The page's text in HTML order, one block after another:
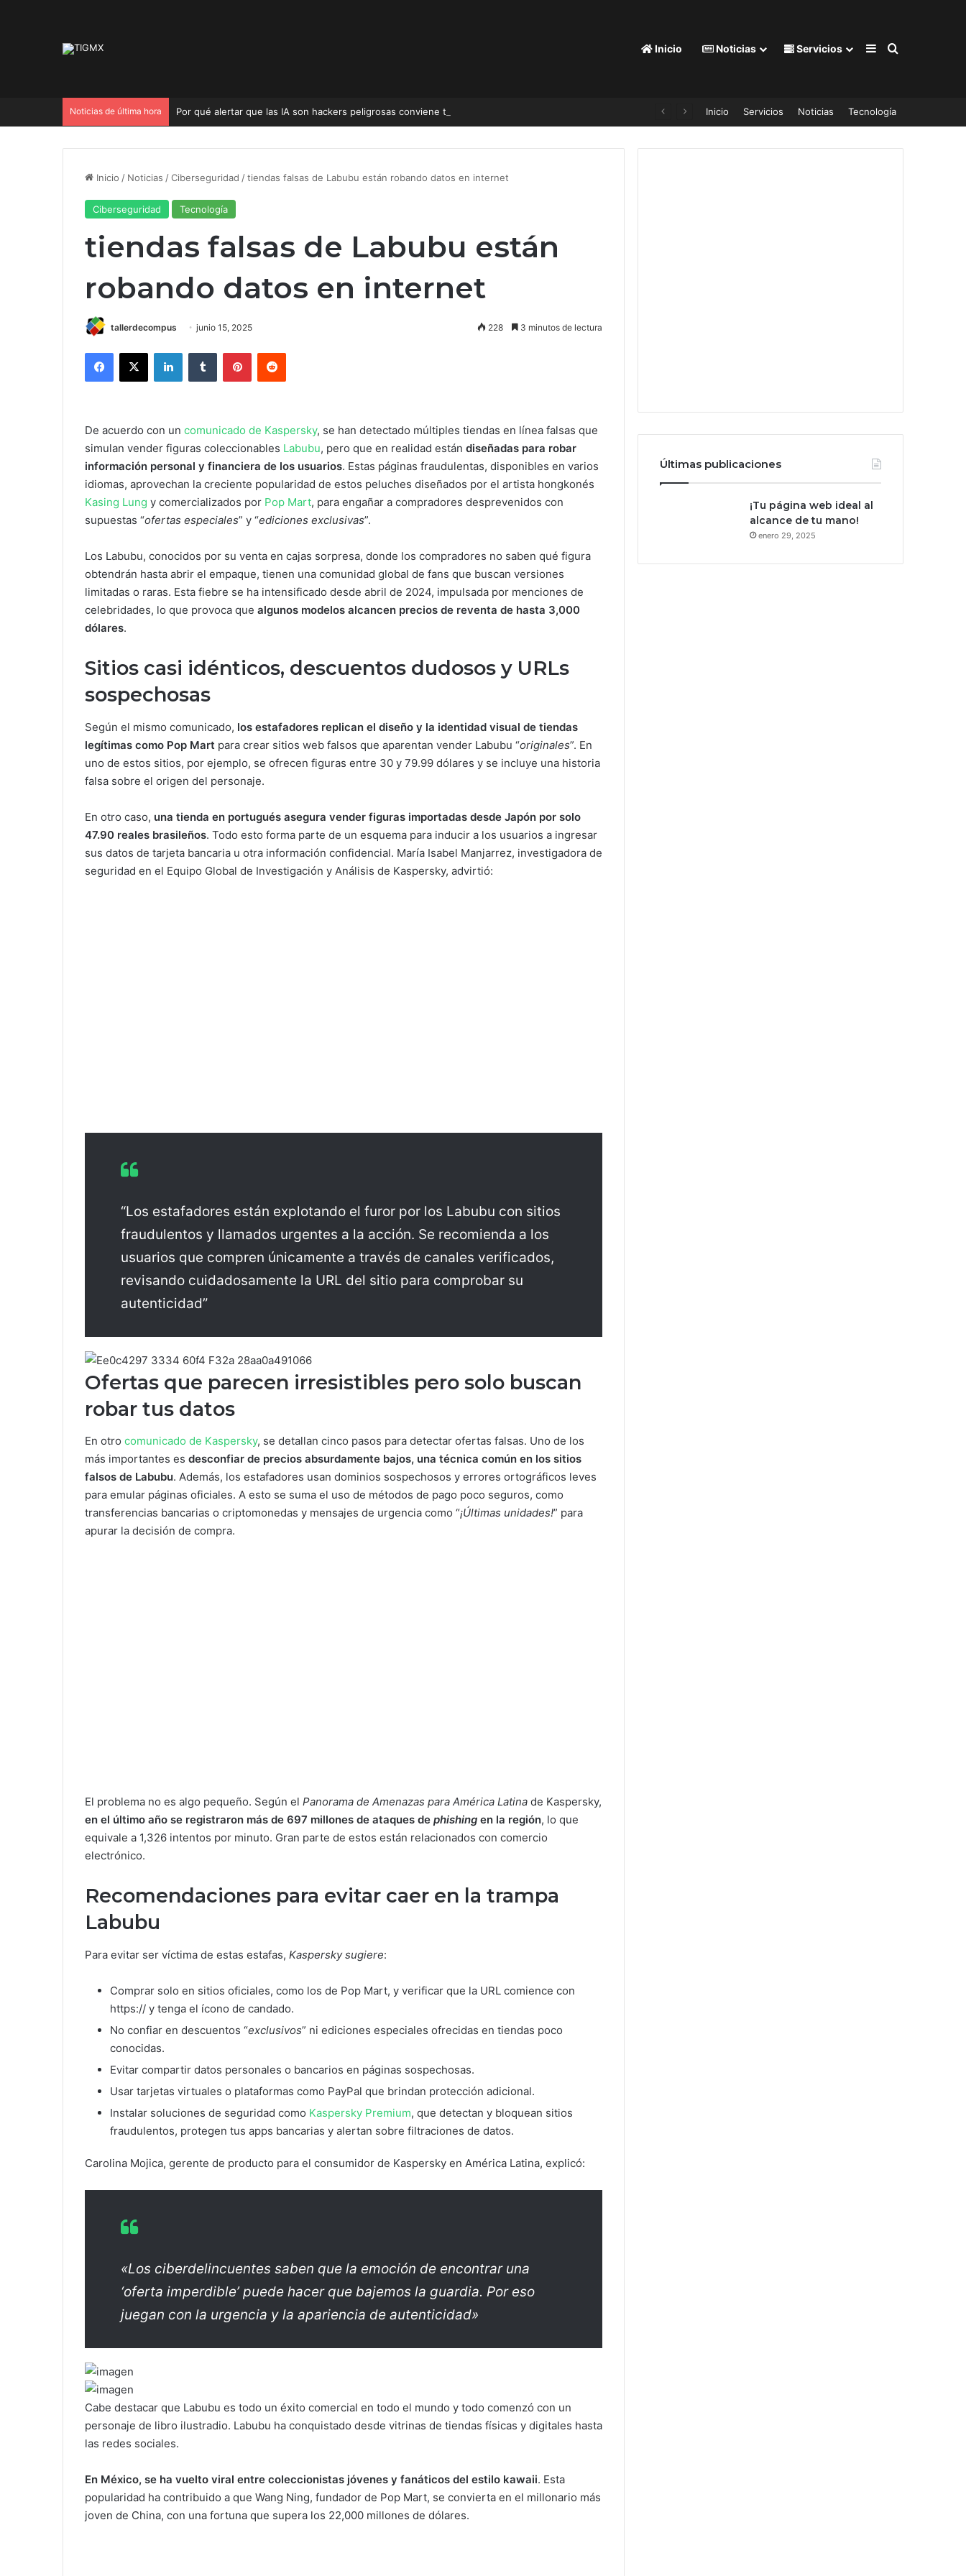
Inicio Noticias Servicios Barra lateral
Buscar por
Noticias de última hora Por qué alertar que las IA son hackers peligrosas conviene tanto a sus creadores Inicio Servicios Noticias Tecnología
Inicio / Noticias /Ciberseguridad /tiendas falsas de Labubu están robando datos en internet
Ciberseguridad Tecnología
tiendas falsas de Labubu están
robando datos en internet
tallerdecompus junio 15, 2025 228 3 minutos de lectura
De acuerdo con un comunicado de Kaspersky, se han detectado múltiples tiendas en línea falsas que
simulan vender figuras coleccionables Labubu, pero que en realidad están diseñadas para robar
información personal y financiera de los usuarios. Estas páginas fraudulentas, disponibles en varios
idiomas, aprovechan la creciente popularidad de estos peluches diseñados por el artista hongkonés
Kasing Lung y comercializados por Pop Mart, para engañar a compradores desprevenidos con
supuestas “ofertas especiales” y “ediciones exclusivas”.
Los Labubu, conocidos por su venta en cajas sorpresa, donde los compradores no saben qué figura
obtendrán hasta abrir el empaque, tienen una comunidad global de fans que buscan versiones
limitadas o raras. Esta fiebre se ha intensificado desde abril de 2024, impulsada por menciones de
celebridades, lo que provoca que algunos modelos alcancen precios de reventa de hasta 3,000
dólares.
Sitios casi idénticos, descuentos dudosos y URLs
sospechosas
Según el mismo comunicado, los estafadores replican el diseño y la identidad visual de tiendas
legítimas como Pop Mart para crear sitios web falsos que aparentan vender Labubu “originales”. En
uno de estos sitios, por ejemplo, se ofrecen figuras entre 30 y 79.99 dólares y se incluye una historia
falsa sobre el origen del personaje.
En otro caso, una tienda en portugués asegura vender figuras importadas desde Japón por solo
47.90 reales brasileños. Todo esto forma parte de un esquema para inducir a los usuarios a ingresar
sus datos de tarjeta bancaria u otra información confidencial. María Isabel Manjarrez, investigadora de
seguridad en el Equipo Global de Investigación y Análisis de Kaspersky, advirtió:
“Los estafadores están explotando el furor por los Labubu con sitios
fraudulentos y llamados urgentes a la acción. Se recomienda a los
usuarios que compren únicamente a través de canales verificados,
revisando cuidadosamente la URL del sitio para comprobar su
autenticidad”
Ofertas que parecen irresistibles pero solo buscan
robar tus datos
En otro comunicado de Kaspersky, se detallan cinco pasos para detectar ofertas falsas. Uno de los
más importantes es desconfiar de precios absurdamente bajos, una técnica común en los sitios
falsos de Labubu. Además, los estafadores usan dominios sospechosos y errores ortográficos leves
para emular páginas oficiales. A esto se suma el uso de métodos de pago poco seguros, como
transferencias bancarias o criptomonedas y mensajes de urgencia como “¡Últimas unidades!” para
apurar la decisión de compra.
El problema no es algo pequeño. Según el Panorama de Amenazas para América Latina de Kaspersky,
en el último año se registraron más de 697 millones de ataques de phishing en la región, lo que
equivale a 1,326 intentos por minuto. Gran parte de estos están relacionados con comercio
electrónico.
Recomendaciones para evitar caer en la trampa
Labubu
Para evitar ser víctima de estas estafas, Kaspersky sugiere:
Comprar solo en sitios oficiales, como los de Pop Mart, y verificar que la URL comience con
https:// y tenga el ícono de candado.
No confiar en descuentos “exclusivos” ni ediciones especiales ofrecidas en tiendas poco
conocidas.
Evitar compartir datos personales o bancarios en páginas sospechosas.
Usar tarjetas virtuales o plataformas como PayPal que brindan protección adicional.
Instalar soluciones de seguridad como Kaspersky Premium, que detectan y bloquean sitios
fraudulentos, protegen tus apps bancarias y alertan sobre filtraciones de datos.
Carolina Mojica, gerente de producto para el consumidor de Kaspersky en América Latina, explicó:
«Los ciberdelincuentes saben que la emoción de encontrar una
‘oferta imperdible’ puede hacer que bajemos la guardia. Por eso
juegan con la urgencia y la apariencia de autenticidad»
Cabe destacar que Labubu es todo un éxito comercial en todo el mundo y todo comenzó con un
personaje de libro ilustradio. Labubu ha conquistado desde vitrinas de tiendas físicas y digitales hasta
las redes sociales.
En México, se ha vuelto viral entre coleccionistas jóvenes y fanáticos del estilo kawaii. Esta
popularidad ha contribuido a que Wang Ning, fundador de Pop Mart, se convierta en el millonario más
joven de China, con una fortuna que supera los 22,000 millones de dólares.
Últimas publicaciones
¡Tu página web ideal al
alcance de tu mano!
enero 29, 2025